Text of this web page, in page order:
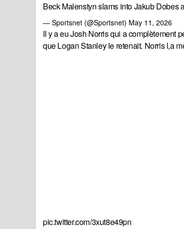
Beck Malenstyn slams into Jakub Dobes
— Sportsnet (@Sportsnet) May 11, 2026
Il y a eu Josh Norris qui a complètement
que Logan Stanley le retenait. Norris l,a
pic.twitter.com/3xut8e49pn